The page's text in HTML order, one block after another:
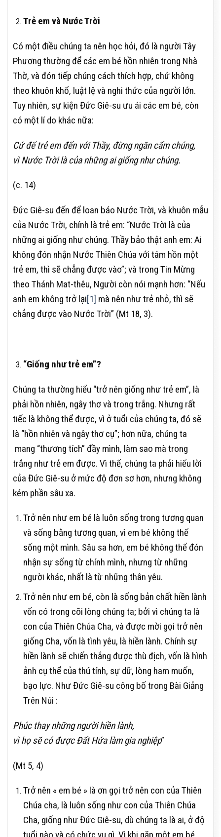
Trẻ em và Nước Trời
Có một điều chúng ta nên học hỏi, đó là người Tây
Phương thường để các em bé hồn nhiên trong Nhà
Thờ, và đón tiếp chúng cách thích hợp, chứ không
theo khuôn khổ, luật lệ và nghi thức của người lớn.
Tuy nhiên, sự kiện Đức Giê-su ưu ái các em bé, còn
có một lí do khác nữa:
Cứ để trẻ em đến với Thầy, đừng ngăn cấm chúng,
vì Nước Trời là của những ai giống như chúng.
(c. 14)
Đức Giê-su đến để loan báo Nước Trời, và khuôn mẫu
của Nước Trời, chính là trẻ em: “Nước Trời là của
những ai giống như chúng. Thầy bảo thật anh em: Ai
không đón nhận Nước Thiên Chúa với tâm hồn một
trẻ em, thì sẽ chẳng được vào”; và trong Tin Mừng
theo Thánh Mat-thêu, Người còn nói mạnh hơn: “Nếu
anh em không trở lại[1] mà nên như trẻ nhỏ, thì sẽ
chẳng được vào Nước Trời” (Mt 18, 3).
“Giống như trẻ em”?
Chúng ta thường hiểu “trở nên giống như trẻ em”, là
phải hồn nhiên, ngây thơ và trong trắng. Nhưng rất
tiếc là không thể được, vì ở tuổi của chúng ta, đó sẽ
là “hồn nhiên và ngây thơ cụ”; hơn nữa, chúng ta
mang “thương tích” đầy mình, làm sao mà trong
trắng như trẻ em được. Vì thế, chúng ta phải hiểu lời
của Đức Giê-su ở mức độ đơn sơ hơn, nhưng không
kém phần sâu xa.
Trở nên như em bé là luôn sống trong tương quan
và sống bằng tương quan, vì em bé không thể
sống một mình. Sâu sa hơn, em bé không thể đón
nhận sự sống từ chính mình, nhưng từ những
người khác, nhất là từ những thân yêu.
Trở nên như em bé, còn là sống bản chất hiền lành
vốn có trong cõi lòng chúng ta; bởi vì chúng ta là
con của Thiên Chúa Cha, và được mời gọi trở nên
giống Cha, vốn là tình yêu, là hiền lành. Chính sự
hiền lành sẽ chiến thắng được thù địch, vốn là hình
ảnh cụ thể của thú tính, sự dữ, lòng ham muốn,
bạo lực. Như Đức Giê-su công bố trong Bài Giảng
Trên Núi :
Phúc thay những người hiền lành,
vì họ sẽ có được Đất Hứa làm gia nghiệp”
(Mt 5, 4)
Trở nên « em bé » là ơn gọi trở nên con của Thiên
Chúa cha, là luôn sống như con của Thiên Chúa
Cha, giống như Đức Giê-su, dù chúng ta là ai, ở độ